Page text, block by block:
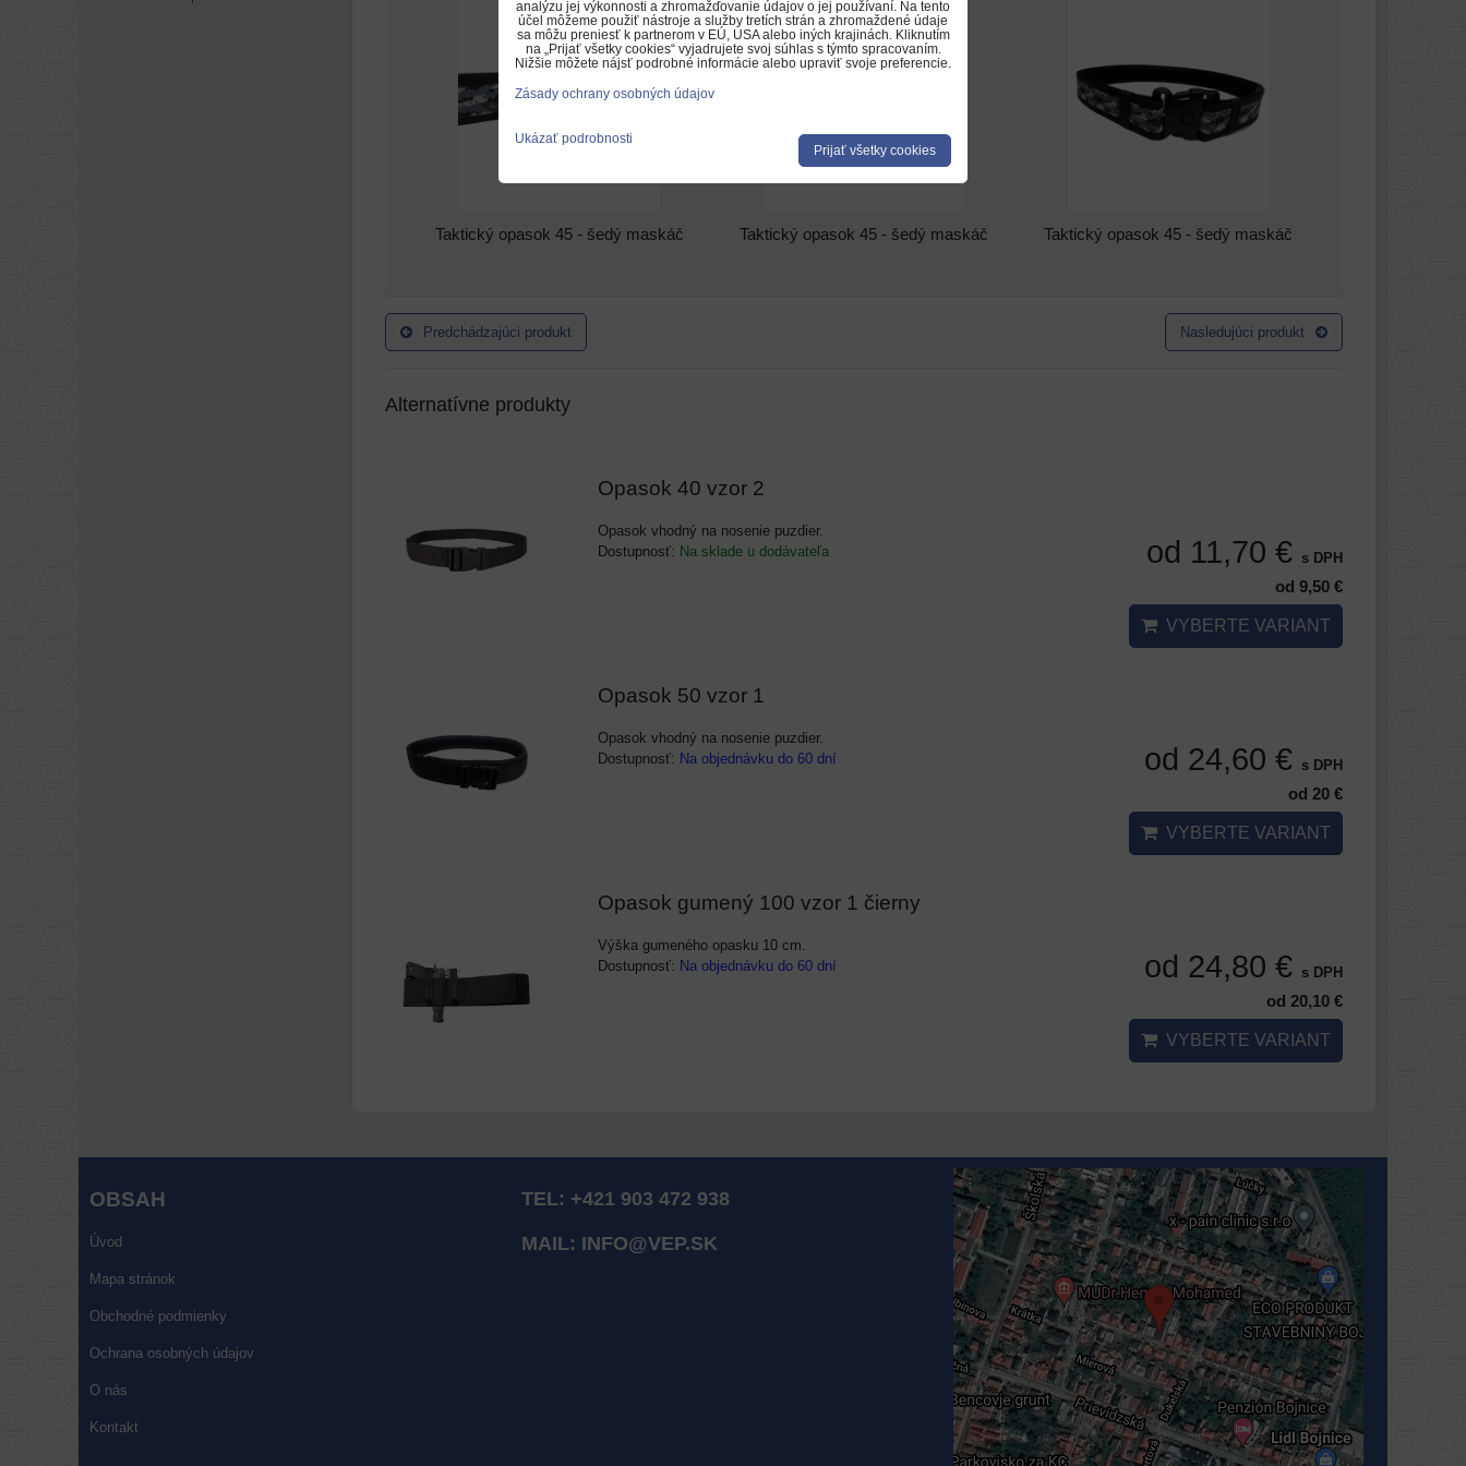
Taktický opasok 45 - šedý maskáč Taktický opasok 45 - šedý maskáč Taktický opasok 45 - šedý maskáč
Predchádzajúci produkt Nasledujúci produkt
Alternatívne produkty
Opasok 40 vzor 2
Opasok vhodný na nosenie puzdier.
Dostupnosť: Na sklade u dodávateľa od 11,70 € s DPH
od 9,50 €
VYBERTE VARIANT
Opasok 50 vzor 1
Opasok vhodný na nosenie puzdier.
Dostupnosť: Na objednávku do 60 dní od 24,60 € s DPH
od 20 €
VYBERTE VARIANT
Opasok gumený 100 vzor 1 čierny
Výška gumeného opasku 10 cm.
Dostupnosť: Na objednávku do 60 dní od 24,80 € s DPH
od 20,10 €
VYBERTE VARIANT
OBSAH
Úvod
Mapa stránok
Obchodné podmienky
Ochrana osobných údajov
O nás
Kontakt
TEL: +421 903 472 938
MAIL: INFO@VEP.SK
Externý obsah je blokovaný Voľbami
súkromia
Prajete si načítať externý obsah?
Povoliť tentokrát
Povoliť a zapamätať - súhlas s druhom cookie:
Funkčné
analýzu jej výkonnosti a zhromažďovanie údajov o jej používaní. Na tento
účel môžeme použiť nástroje a služby tretích strán a zhromaždené údaje
sa môžu preniesť k partnerom v EÚ, USA alebo iných krajinách. Kliknutím
na „Prijať všetky cookies“ vyjadrujete svoj súhlas s týmto spracovaním.
Nižšie môžete nájsť podrobné informácie alebo upraviť svoje preferencie.
Zásady ochrany osobných údajov
Ukázať podrobnosti
Prijať všetky cookies